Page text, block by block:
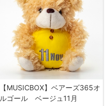
【MUSICBOX】ベアーズ365オ
ルゴール ベージュ11月